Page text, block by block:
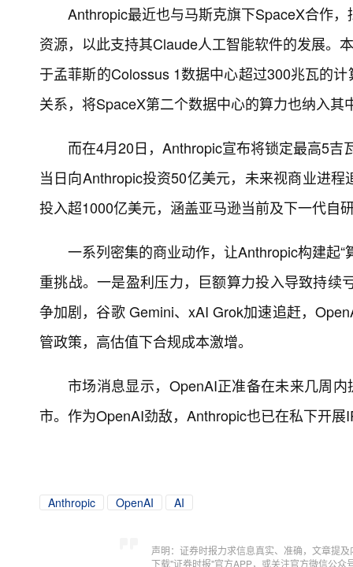
Anthropic最近也与马斯克旗下SpaceX合作
资源，以此支持其Claude人工智能软件的发展。
于孟菲斯的Colossus 1数据中心超过300兆瓦的
关系，将SpaceX第二个数据中心的算力也纳入其
而在4月20日，Anthropic宣布将锁定最高5
当日向Anthropic投资50亿美元，未来视商业进
投入超1000亿美元，涵盖亚马逊当前及下一代自
一系列密集的商业动作，让Anthropic构建起
重挑战。一是盈利压力，巨额算力投入导致持
争加剧，谷歌 Gemini、xAI Grok加速追赶，
管政策，高估值下合规成本激增。
市场消息显示，OpenAI正准备在未来几周
市。作为OpenAI劲敌，Anthropic也已在私下开
Anthropic OpenAI AI
声明：证券时报力求信息真实、准确，文章提
下载"证券时报"官方APP，或关注官方微信公